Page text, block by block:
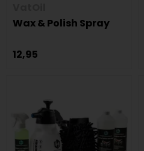
Wax & Polish Spray
12,95